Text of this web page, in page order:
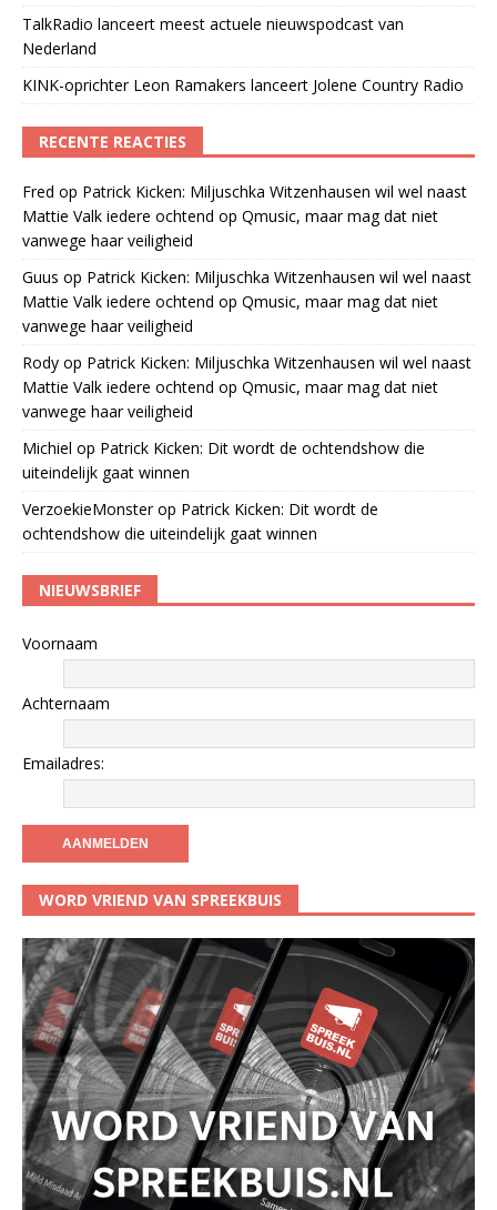
TalkRadio lanceert meest actuele nieuwspodcast van
Nederland
KINK-oprichter Leon Ramakers lanceert Jolene Country Radio
RECENTE REACTIES
Fred op Patrick Kicken: Miljuschka Witzenhausen wil wel naast
Mattie Valk iedere ochtend op Qmusic, maar mag dat niet
vanwege haar veiligheid
Guus op Patrick Kicken: Miljuschka Witzenhausen wil wel naast
Mattie Valk iedere ochtend op Qmusic, maar mag dat niet
vanwege haar veiligheid
Rody op Patrick Kicken: Miljuschka Witzenhausen wil wel naast
Mattie Valk iedere ochtend op Qmusic, maar mag dat niet
vanwege haar veiligheid
Michiel op Patrick Kicken: Dit wordt de ochtendshow die
uiteindelijk gaat winnen
VerzoekieMonsterop Patrick Kicken: Dit wordt de
ochtendshow die uiteindelijk gaat winnen
NIEUWSBRIEF
Voornaam
Achternaam
Emailadres:
WORD VRIEND VAN SPREEKBUIS